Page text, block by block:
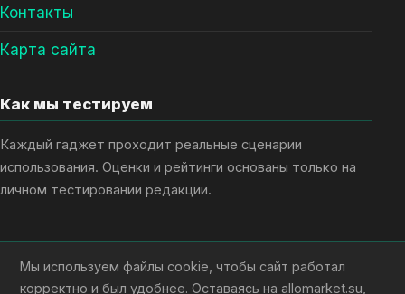
Контакты
Карта сайта
Как мы тестируем
Каждый гаджет проходит реальные сценарии
использования. Оценки и рейтинги основаны только на
личном тестировании редакции.
Дмитрий Воронов
Мы используем файлы cookie, чтобы сайт работал
корректно и был удобнее. Оставаясь на allomarket.su,